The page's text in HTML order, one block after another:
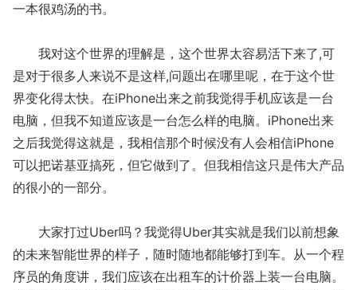
一本很鸡汤的书。
我对这个世界的理解是，这个世界太容易活下来了,可
是对于很多人来说不是这样,问题出在哪里呢，在于这个世
界变化得太快。在iPhone出来之前我觉得手机应该是一台
电脑，但我不知道应该是一台怎么样的电脑。iPhone出来
之后我觉得这就是，我相信那个时候没有人会相信iPhone
可以把诺基亚搞死，但它做到了。但我相信这只是伟大产品
的很小的一部分。
大家打过Uber吗？我觉得Uber其实就是我们以前想象
的未来智能世界的样子，随时随地都能够打到车。从一个程
序员的角度讲，我们应该在出租车的计价器上装一台电脑。